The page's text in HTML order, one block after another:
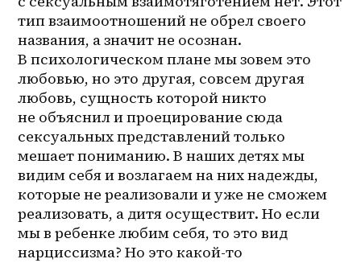
тип взаимоотношений не обрел своего
названия, а значит не осознан.
В психологическом плане мы зовем это
любовью, но это другая, совсем другая
любовь, сущность которой никто
не объяснил и проецирование сюда
сексуальных представлений только
мешает пониманию. В наших детях мы
видим себя и возлагаем на них надежды,
которые не реализовали и уже не сможем
реализовать, а дитя осуществит. Но если
мы в ребенке любим себя, то это вид
нарциссизма? Но это какой-то